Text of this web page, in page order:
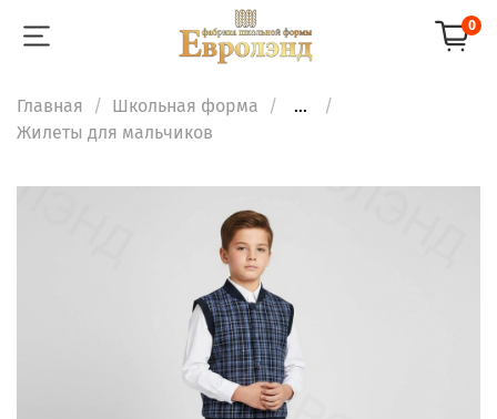
0
Главная Школьная форма
...
Жилеты для мальчиков